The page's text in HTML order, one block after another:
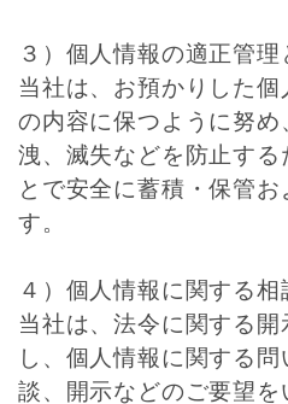
３）個人情報の適正管
当社は、お預かりした
の内容に保つように努
洩、滅失などを防止する
とで安全に蓄積・保管
す。
４）個人情報に関する相
当社は、法令に関する
し、個人情報に関する
談、開示などのご要望